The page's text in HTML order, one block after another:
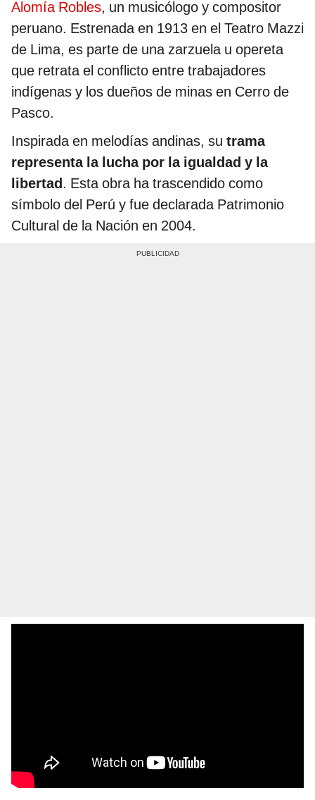
Alomía Robles, un musicólogo y compositor
peruano. Estrenada en 1913 en el Teatro Mazzi
de Lima, es parte de una zarzuela u opereta
que retrata el conflicto entre trabajadores
indígenas y los dueños de minas en Cerro de
Pasco.
Inspirada en melodías andinas, su trama
representa la lucha por la igualdad y la
libertad. Esta obra ha trascendido como
símbolo del Perú y fue declarada Patrimonio
Cultural de la Nación en 2004.